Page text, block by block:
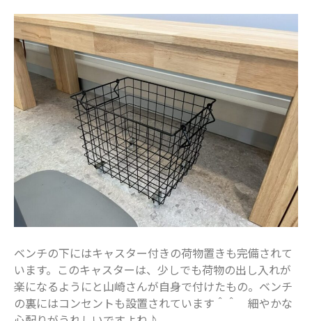
2020年8月
2020年7月
2020年6月
2020年5月
2020年4月
2020年3月
2020年2月
2020年1月
2019年12月
2019年10月
2019年9月
2019年8月
2019年7月
ベンチの下にはキャスター付きの荷物置きも完備されて
います。このキャスターは、少しでも荷物の出し入れが
楽になるようにと山崎さんが自身で付けたもの。ベンチ
の裏にはコンセントも設置されています＾＾ 細やかな